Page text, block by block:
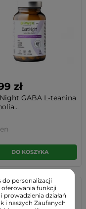
zł
GABA L-teanina
DO KOSZYKA
personalizacji
oferowania funkcji
prowadzienia działań
i naszych Zaufanych